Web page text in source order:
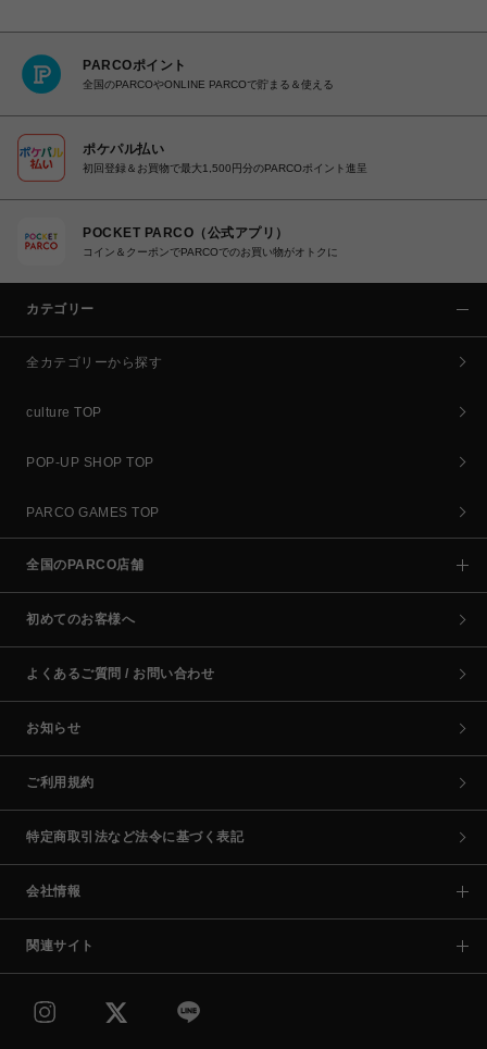
PARCOポイント
全国のPARCOやONLINE PARCOで貯まる＆使える
ポケパル払い
初回登録＆お買物で最大1,500円分のPARCOポイント進呈
POCKET PARCO（公式アプリ）
コイン＆クーポンでPARCOでのお買い物がオトクに
カテゴリー
全カテゴリーから探す
culture TOP
POP-UP SHOP TOP
PARCO GAMES TOP
全国のPARCO店舗
初めてのお客様へ
よくあるご質問 / お問い合わせ
お知らせ
ご利用規約
特定商取引法など法令に基づく表記
会社情報
関連サイト